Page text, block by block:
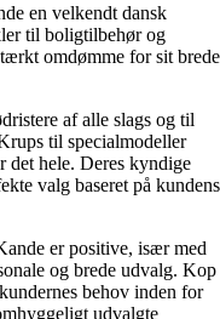
en velkendt dansk
til boligtilbehør og
omdømme for sit brede
af alle slags og til
til specialmodeller
det hele. Deres kyndige
valg baseret på kundens
er positive, især med
og brede udvalg. Kop
behov inden for
udvalgte